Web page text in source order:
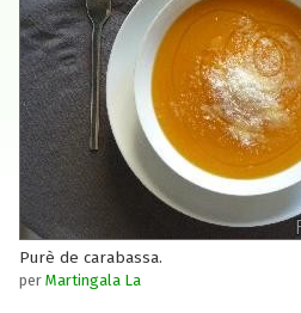
Purè de carabassa.
per Martingala La